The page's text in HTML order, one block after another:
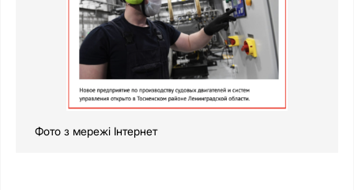
Фото з мережі Інтернет